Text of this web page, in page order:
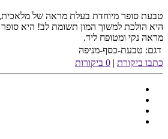
טבעת סופר מיוחדת בעלת מראה של
היא הולכת למשוך המון תשומת לב! היא סופר
מראה נקי ומטופח ליד.
דגם: טבעת-כסף-מניפה
כתבו ביקורת | 0 ביקורות